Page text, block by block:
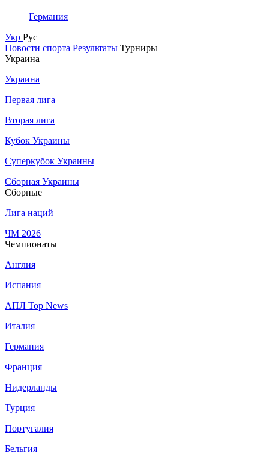
Германия
Укр Рус
Новости спорта Результаты Турниры
Украина
Украина
Первая лига
Вторая лига
Кубок Украины
Суперкубок Украины
Сборная Украины
Сборные
Лига наций
ЧМ 2026
Чемпионаты
Англия
Испания
АПЛ Top News
Италия
Германия
Франция
Нидерланды
Турция
Португалия
Бельгия